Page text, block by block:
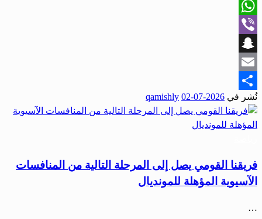
X
WhatsApp
Viber
Snapchat
Email
Share
نُشر في 2026-07-02
qamishly
فريقنا القومي يصل إلى المرحلة التالية من المنافسات
الآسيوية المؤهلة للمونديال
…